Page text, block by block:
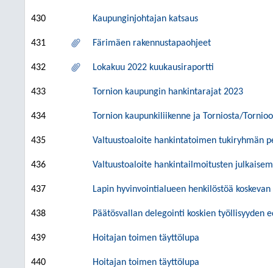
430 Kaupunginjohtajan katsaus
431 Färimäen rakennustapaohjeet
432 Lokakuu 2022 kuukausiraportti
433 Tornion kaupungin hankintarajat 2023
434 Tornion kaupunkiliikenne ja Torniosta/
435 Valtuustoaloite hankintatoimen tukiryhmän
436 Valtuustoaloite hankintailmoitusten
437 Lapin hyvinvointialueen henkilöstöä
438 Päätösvallan delegointi koskien työllisyyden
439 Hoitajan toimen täyttölupa
440 Hoitajan toimen täyttölupa